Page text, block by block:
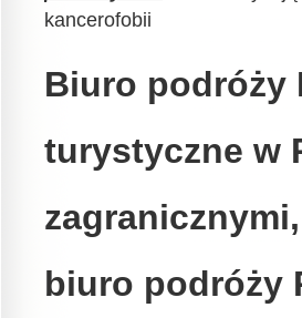
kancerofobii
Biuro podróży
turystyczne w
biuro podróży